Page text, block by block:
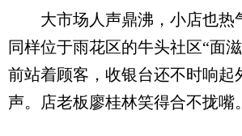
大市场人声鼎沸，小店也热
同样位于雨花区的牛头社区“面
前站着顾客，收银台还不时响起
声。店老板廖桂林笑得合不拢嘴。